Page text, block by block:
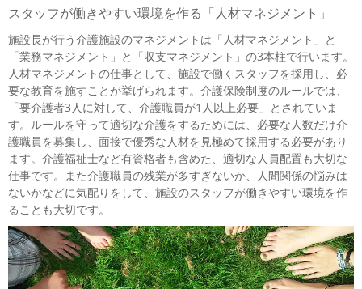
スタッフが働きやすい環境を作る「人材マネジメント」
施設長が行う介護施設のマネジメントは「人材マネジメント」と
「業務マネジメント」と「収支マネジメント」の3本柱で行います。
人材マネジメントの仕事として、施設で働くスタッフを採用し、必
要な教育を施すことが挙げられます。介護保険制度のルールでは、
「要介護者3人に対して、介護職員が1人以上必要」とされていま
す。ルールを守って適切な介護をするためには、必要な人数だけ介
護職員を募集し、面接で優秀な人材を見極めて採用する必要があり
ます。介護福祉士など有資格者も含めた、適切な人員配置も大切な
仕事です。また介護職員の残業が多すぎないか、人間関係の悩みは
ないかなどに気配りをして、施設のスタッフが働きやすい環境を作
ることも大切です。